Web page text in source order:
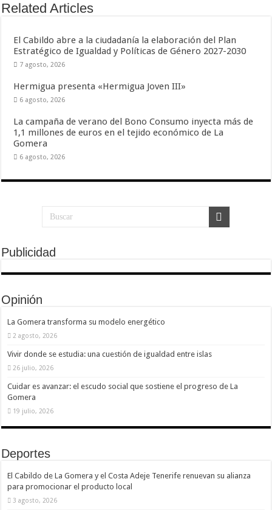
Related Articles
El Cabildo abre a la ciudadanía la elaboración del Plan
Estratégico de Igualdad y Políticas de Género 2027-2030
7 agosto, 2026
Hermigua presenta «Hermigua Joven III»
6 agosto, 2026
La campaña de verano del Bono Consumo inyecta más de
1,1 millones de euros en el tejido económico de La
Gomera
6 agosto, 2026
Publicidad
Opinión
La Gomera transforma su modelo energético
2 agosto, 2026
Vivir donde se estudia: una cuestión de igualdad entre islas
26 julio, 2026
Cuidar es avanzar: el escudo social que sostiene el progreso de La
Gomera
19 julio, 2026
Deportes
El Cabildo de La Gomera y el Costa Adeje Tenerife renuevan su alianza
para promocionar el producto local
3 agosto, 2026